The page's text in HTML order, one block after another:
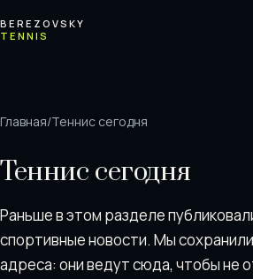
BEREZOVSKY
TENNIS
Главная/Теннис сегодня
Теннис сегодня
Раньше в этом разделе
спортивные новости. Мы
адреса: они ведут сюда, чтобы не